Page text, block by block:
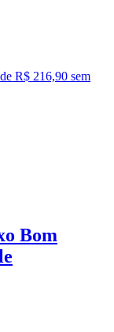
R$ 216,90 sem
Bom